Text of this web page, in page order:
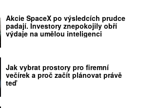
Akcie SpaceX po výsledcích prudce
padají. Investory znepokojily obří
výdaje na umělou inteligenci
Jak vybrat prostory pro firemní
večírek a proč začít plánovat právě
teď